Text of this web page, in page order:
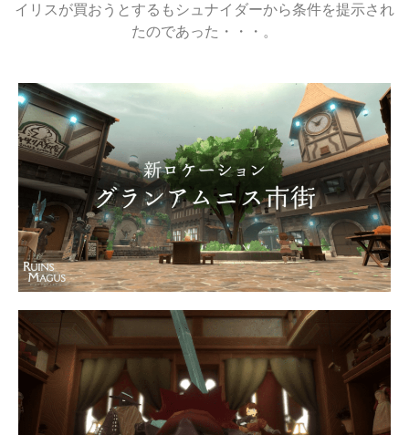
イリスが買おうとするもシュナイダーから条件を提示され
たのであった・・・。